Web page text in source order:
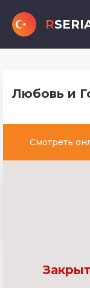
R
Любовь и
Смотреть